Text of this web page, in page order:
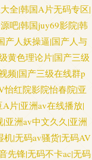
全|韩国A片无码专区|
吧|韩国juy69影院|韩
产人妖操逼|国产人与
黄色理论片|国产三级
频|国产三级在线群p
怡红院影院怡春院|亚
片|亚洲av在线播放|
亚洲av中文久久|亚洲
|无码av骚货|无码AV
先锋|无码不卡ac|无码